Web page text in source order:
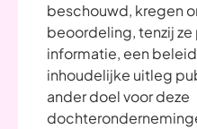
beschouwd, kregen
beoordeling, tenzij
informatie, een
inhoudelijke uitleg
ander doel voor deze